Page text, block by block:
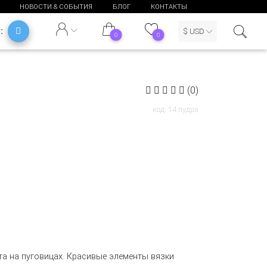
НОВОСТИ & СОБЫТИЯ БЛОГ КОНТАКТЫ
0 0 $ USD
(0)
код: 14 пудра
на пуговицах. Красивые элементы вязки